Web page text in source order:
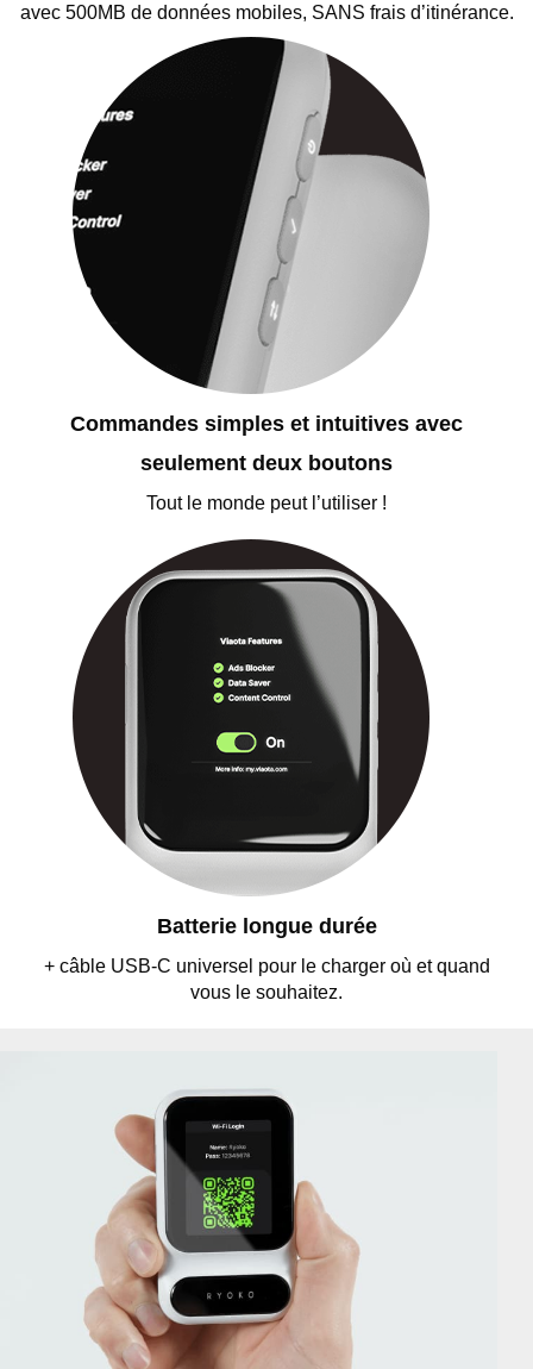
avec 500MB de données mobiles, SANS frais d’itinérance.
Commandes simples et intuitives avec
seulement deux boutons
Tout le monde peut l’utiliser !
Batterie longue durée
+ câble USB-C universel pour le charger où et quand
vous le souhaitez.